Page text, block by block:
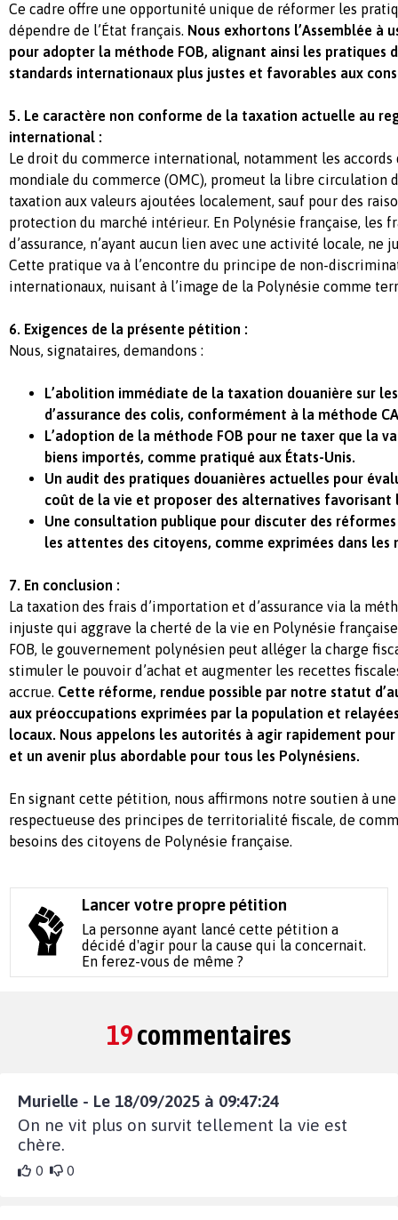
Ce cadre offre une opportunité unique de réformer les
dépendre de l’État français. Nous exhortons l’Assemblée à
pour adopter la méthode FOB, alignant ainsi les pratiques
standards internationaux plus justes et favorables aux
5. Le caractère non conforme de la taxation actuelle au
international :
Le droit du commerce international, notamment les accords
mondiale du commerce (OMC), promeut la libre circulation
taxation aux valeurs ajoutées localement, sauf pour des
protection du marché intérieur. En Polynésie française, les
d’assurance, n’ayant aucun lien avec une activité locale, ne
Cette pratique va à l’encontre du principe de non-
internationaux, nuisant à l’image de la Polynésie comme
6. Exigences de la présente pétition :
Nous, signataires, demandons :
L’abolition immédiate de la taxation douanière sur
d’assurance des colis, conformément à la méthode
L’adoption de la méthode FOB pour ne taxer que la
biens importés, comme pratiqué aux États-Unis.
Un audit des pratiques douanières actuelles pour
coût de la vie et proposer des alternatives favorisant
Une consultation publique pour discuter des
les attentes des citoyens, comme exprimées dans les
7. En conclusion :
La taxation des frais d’importation et d’assurance via la
injuste qui aggrave la cherté de la vie en Polynésie
FOB, le gouvernement polynésien peut alléger la charge
stimuler le pouvoir d’achat et augmenter les recettes
accrue. Cette réforme, rendue possible par notre statut
aux préoccupations exprimées par la population et
locaux. Nous appelons les autorités à agir rapidement
et un avenir plus abordable pour tous les Polynésiens.
En signant cette pétition, nous affirmons notre soutien à
respectueuse des principes de territorialité fiscale, de
besoins des citoyens de Polynésie française.
Lancer votre propre pétition
La personne ayant lancé cette pétition a
décidé d'agir pour la cause qui la concernait.
En ferez-vous de même ?
19commentaires
Murielle - Le 18/09/2025 à 09:47:24
On ne vit plus on survit tellement la vie est
chère.
0 0